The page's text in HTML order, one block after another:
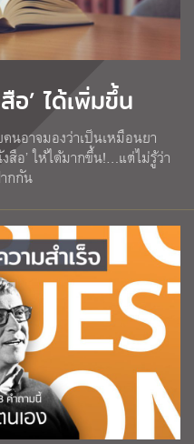
อ’ ได้เพิ่มขึ้น
นอาจมองว่าเป็นเหมือนยา
สือ’ ให้ได้มากขึ้น!…แต่ไม่รู้ว่า
กกัน